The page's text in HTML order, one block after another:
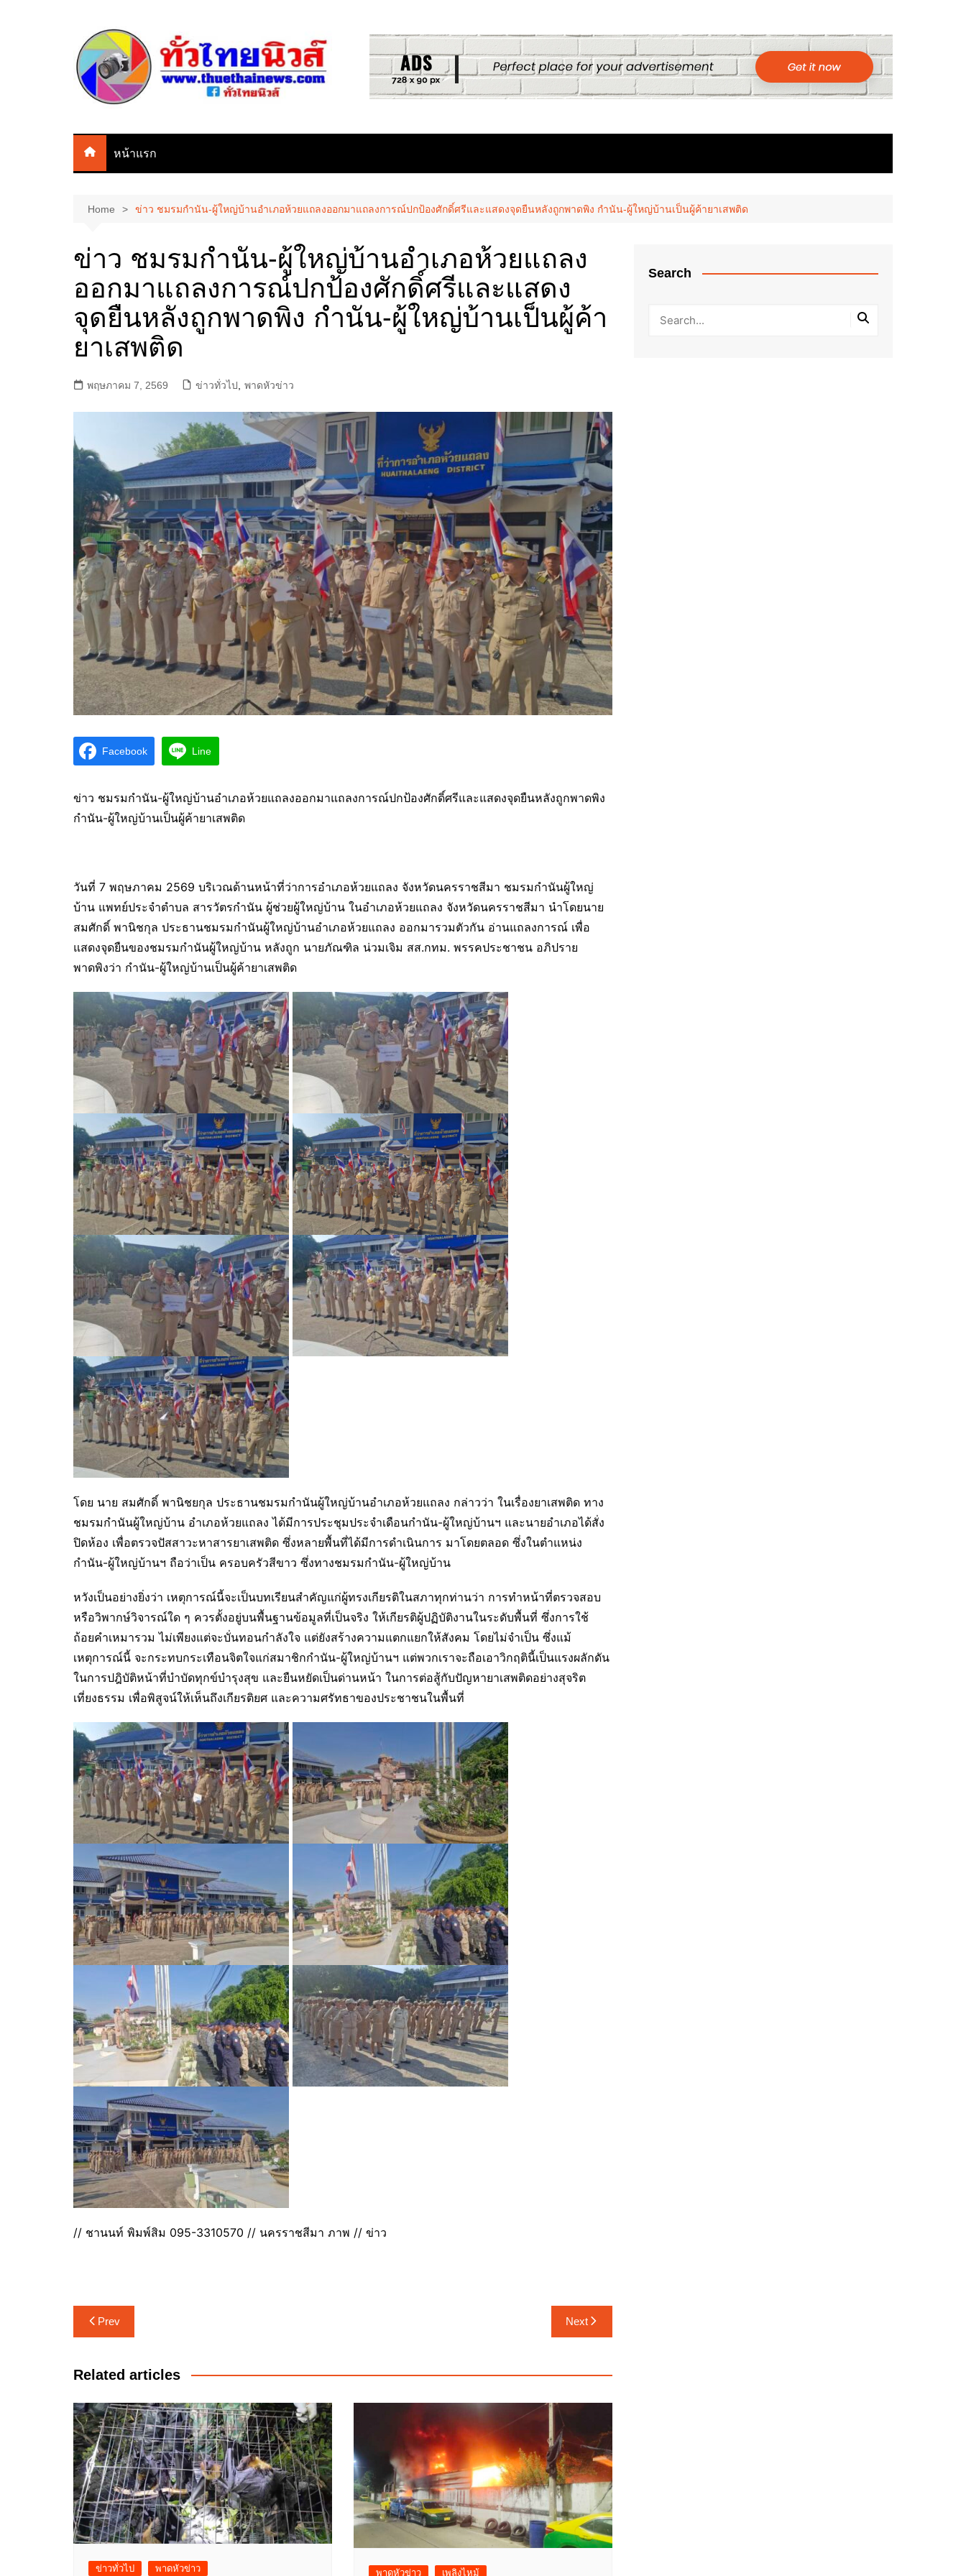
หน้าแรก
Home ข่าว ชมรมกำนัน-ผู้ใหญ่บ้านอำเภอห้วยแถลงออกมาแถลงการณ์ปกป้องศักดิ์ศรีและแสดงจุดยืนหลังถูกพาดพิง กำนัน-ผู้ใหญ่บ้านเป็นผู้ค้ายาเสพติด
ข่าว ชมรมกำนัน-ผู้ใหญ่บ้านอำเภอห้วยแถลง
ออกมาแถลงการณ์ปกป้องศักดิ์ศรีและแสดง
จุดยืนหลังถูกพาดพิง กำนัน-ผู้ใหญ่บ้านเป็นผู้ค้า
ยาเสพติด
พฤษภาคม 7, 2569 ข่าวทั่วไป พาดหัวข่าว
Facebook Line
ข่าว ชมรมกำนัน-ผู้ใหญ่บ้านอำเภอห้วยแถลงออกมาแถลงการณ์ปกป้องศักดิ์ศรีและแสดงจุดยืนหลังถูกพาดพิง
กำนัน-ผู้ใหญ่บ้านเป็นผู้ค้ายาเสพติด
วันที่ 7 พฤษภาคม 2569 บริเวณด้านหน้าที่ว่าการอำเภอห้วยแถลง จังหวัดนครราชสีมา ชมรมกำนันผู้ใหญ่
บ้าน แพทย์ประจำตำบล สารวัตรกำนัน ผู้ช่วยผู้ใหญ่บ้าน ในอำเภอห้วยแถลง จังหวัดนครราชสีมา นำโดยนาย
สมศักดิ์ พานิชกุล ประธานชมรมกำนันผู้ใหญ่บ้านอำเภอห้วยแถลง ออกมารวมตัวกัน อ่านแถลงการณ์ เพื่อ
แสดงจุดยืนของชมรมกำนันผู้ใหญ่บ้าน หลังถูก นายภัณฑิล น่วมเจิม สส.กทม. พรรคประชาชน อภิปราย
พาดพิงว่า กำนัน-ผู้ใหญ่บ้านเป็นผู้ค้ายาเสพติด
โดย นาย สมศักดิ์ พานิชยกุล ประธานชมรมกำนันผู้ใหญ่บ้านอำเภอห้วยแถลง กล่าวว่า ในเรื่องยาเสพติด ทาง
ชมรมกำนันผู้ใหญ่บ้าน อำเภอห้วยแถลง ได้มีการประชุมประจำเดือนกำนัน-ผู้ใหญ่บ้านฯ และนายอำเภอได้สั่ง
ปิดห้อง เพื่อตรวจปัสสาวะหาสารยาเสพติด ซึ่งหลายพื้นที่ได้มีการดำเนินการ มาโดยตลอด ซึ่งในตำแหน่ง
กำนัน-ผู้ใหญ่บ้านฯ ถือว่าเป็น ครอบครัวสีขาว ซึ่งทางชมรมกำนัน-ผู้ใหญ่บ้าน
หวังเป็นอย่างยิ่งว่า เหตุการณ์นี้จะเป็นบทเรียนสำคัญแก่ผู้ทรงเกียรติในสภาทุกท่านว่า การทำหน้าที่ตรวจสอบ
หรือวิพากษ์วิจารณ์ใด ๆ ควรตั้งอยู่บนพื้นฐานข้อมูลที่เป็นจริง ให้เกียรติผู้ปฏิบัติงานในระดับพื้นที่ ซึ่งการใช้
ถ้อยคำเหมารวม ไม่เพียงแต่จะบั่นทอนกำลังใจ แต่ยังสร้างความแตกแยกให้สังคม โดยไม่จำเป็น ซึ่งแม้
เหตุการณ์นี้ จะกระทบกระเทือนจิตใจแก่สมาชิกกำนัน-ผู้ใหญ่บ้านฯ แต่พวกเราจะถือเอาวิกฤตินี้เป็นแรงผลักดัน
ในการปฎิบัติหน้าที่บำบัดทุกข์บำรุงสุข และยืนหยัดเป็นด่านหน้า ในการต่อสู้กับปัญหายาเสพติดอย่างสุจริต
เที่ยงธรรม เพื่อพิสูจน์ให้เห็นถึงเกียรติยศ และความศรัทธาของประชาชนในพื้นที่
// ชานนท์ พิมพ์สิม 095-3310570 // นครราชสีมา ภาพ // ข่าว
แนะแนว
เรื่อง
Prev Next
Related articles
ข่าวทั่วไป พาดหัวข่าว พาดหัวข่าว เพลิงไหม้
Search